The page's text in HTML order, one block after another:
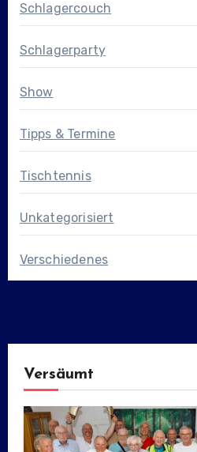
Schlagercouch
Schlagerparty
Show
Tipps & Termine
Tischtennis
Unkategorisiert
Verschiedenes
Versäumt